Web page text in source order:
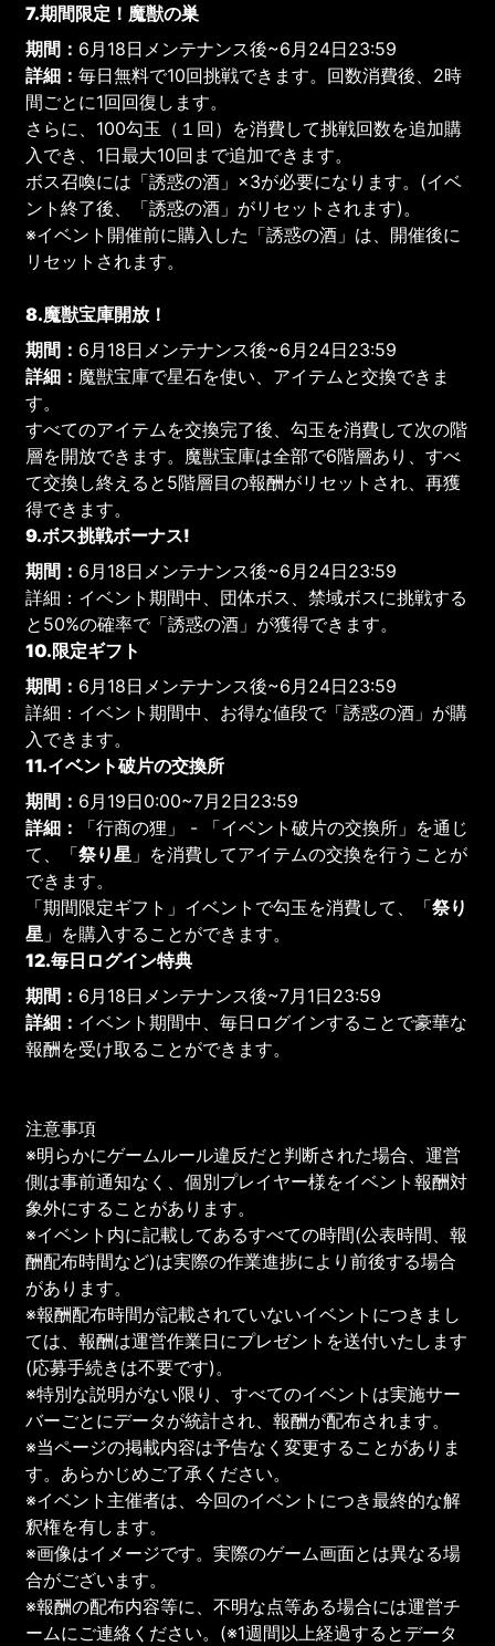
7.期間限定！魔獣の巣
期間： 6月18日メンテナンス後~6月24日23:59
詳細：毎日無料で10回挑戦できます。回数消費後、2時
間ごとに1回回復します。
さらに、100勾玉（１回）を消費して挑戦回数を追加購
入でき、1日最大10回まで追加できます。
ボス召喚には「誘惑の酒」×3が必要になります。(イベ
ント終了後、「誘惑の酒」がリセットされます)。
※イベント開催前に購入した「誘惑の酒」は、開催後に
リセットされます。
8.魔獣宝庫開放！
期間： 6月18日メンテナンス後~6月24日23:59
詳細： 魔獣宝庫で星石を使い、アイテムと交換できま
す。
すべてのアイテムを交換完了後、勾玉を消費して次の階
層を開放できます。魔獣宝庫は全部で6階層あり、すべ
て交換し終えると5階層目の報酬がリセットされ、再獲
得できます。
9.ボス挑戦ボーナス!
期間： 6月18日メンテナンス後~6月24日23:59
詳細：イベント期間中、団体ボス、禁域ボスに挑戦する
と50%の確率で「誘惑の酒」が獲得できます。
10.限定ギフト
期間： 6月18日メンテナンス後~6月24日23:59
詳細：イベント期間中、お得な値段で「誘惑の酒」が購
入できます。
11.イベント破片の交換所
期間： 6月19日0:00~7月2日23:59
詳細：
「行商の狸」 - 「イベント破片の交換所」を通じ
て、「祭り星 」を消費してアイテムの交換を行うことが
できます。
「期間限定ギフト」イベントで勾玉を消費して、「祭り
星 」を購入することができます。
12.毎日ログイン特典
期間： 6月18日メンテナンス後~7月1日23:59
詳細： イベント期間中、毎日ログインすることで豪華な
報酬を受け取ることができます。
注意事項
※明らかにゲームルール違反だと判断された場合、運営
側は事前通知なく、個別プレイヤー様をイベント報酬対
象外にすることがあります。
※イベント内に記載してあるすべての時間(公表時間、報
酬配布時間など)は実際の作業進捗により前後する場合
があります。
※報酬配布時間が記載されていないイベントにつきまし
ては、報酬は運営作業日にプレゼントを送付いたします
(応募手続きは不要です)。
※特別な説明がない限り、すべてのイベントは実施サー
バーごとにデータが統計され、報酬が配布されます。
※当ページの掲載内容は予告なく変更することがありま
す。あらかじめご了承ください。
※イベント主催者は、今回のイベントにつき最終的な解
釈権を有します。
※画像はイメージです。実際のゲーム画面とは異なる場
合がございます。
※報酬の配布内容等に、不明な点等ある場合には運営チ
ームにご連絡ください。(※1週間以上経過するとデータ